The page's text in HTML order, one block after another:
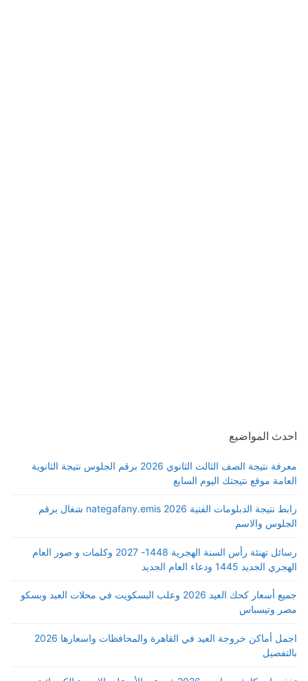
احدث المواضيع
معرفة نتيجة الصف الثالث الثانوي 2026 برقم الجلوس نتيجة الثانوية
العامة موقع نتيجتك اليوم السابع
رابط نتيجة الدبلومات الفنية 2026 nategafany.emis شغال برقم
الجلوس والاسم
رسائل تهنئة رأس السنة الهجرية 1448- 2027 وكلمات و صور العام
الهجري الجديد 1445 ودعاء العام الجديد
جميع أسعار كحك العيد 2026 وعلب البسكويت في محلات العبد وبسكو
مصر وتيسباس
اجمل أماكن خروجة العيد في القاهرة والمحافظات واسعارها 2026
بالتفصيل